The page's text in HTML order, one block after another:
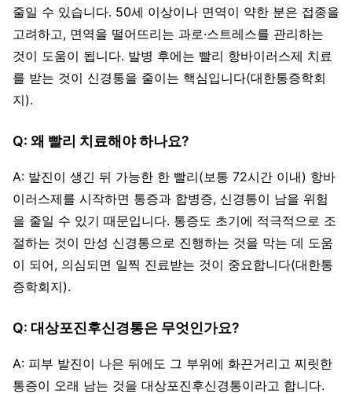
줄일 수 있습니다. 50세 이상이나 면역이 약한 분은 접종을
고려하고, 면역을 떨어뜨리는 과로·스트레스를 관리하는
것이 도움이 됩니다. 발병 후에는 빨리 항바이러스제 치료
를 받는 것이 신경통을 줄이는 핵심입니다(대한통증학회
지).
Q: 왜 빨리 치료해야 하나요?
A: 발진이 생긴 뒤 가능한 한 빨리(보통 72시간 이내) 항바
이러스제를 시작하면 통증과 합병증, 신경통이 남을 위험
을 줄일 수 있기 때문입니다. 통증도 초기에 적극적으로 조
절하는 것이 만성 신경통으로 진행하는 것을 막는 데 도움
이 되어, 의심되면 일찍 진료받는 것이 중요합니다(대한통
증학회지).
Q: 대상포진후신경통은 무엇인가요?
A: 피부 발진이 나은 뒤에도 그 부위에 화끈거리고 찌릿한
통증이 오래 남는 것을 대상포진후신경통이라고 합니다.